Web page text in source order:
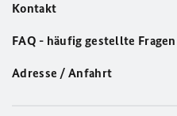
Kontakt
FAQ - häufig gestellte Fragen
Adresse / Anfahrt